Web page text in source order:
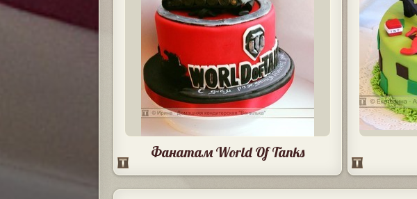
Фанатам World Of Tanks